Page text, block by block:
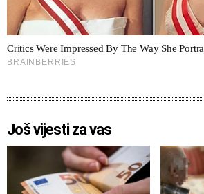
Još vijesti za vas